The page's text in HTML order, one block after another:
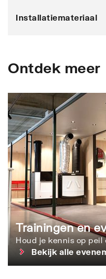
Installatiemateriaal
Ontdek meer
Trainingen en
Houd je kennis op peil
Bekijk alle